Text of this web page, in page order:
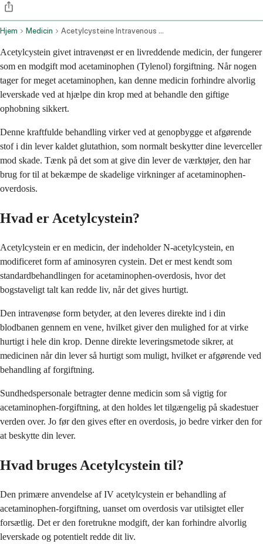
Hjem Medicin Acetylcysteine Intravenous Route
Acetylcystein givet intravenøst er en livreddende medicin, der fungerer
som en modgift mod acetaminophen (Tylenol) forgiftning. Når nogen
tager for meget acetaminophen, kan denne medicin forhindre alvorlig
leverskade ved at hjælpe din krop med at behandle den giftige
ophobning sikkert.
Denne kraftfulde behandling virker ved at genopbygge et afgørende
stof i din lever kaldet glutathion, som normalt beskytter dine leverceller
mod skade. Tænk på det som at give din lever de værktøjer, den har
brug for til at bekæmpe de skadelige virkninger af acetaminophen-
overdosis.
Hvad er Acetylcystein?
Acetylcystein er en medicin, der indeholder N-acetylcystein, en
modificeret form af aminosyren cystein. Det er mest kendt som
standardbehandlingen for acetaminophen-overdosis, hvor det
bogstaveligt talt kan redde liv, når det gives hurtigt.
Den intravenøse form betyder, at den leveres direkte ind i din
blodbanen gennem en vene, hvilket giver den mulighed for at virke
hurtigt i hele din krop. Denne direkte leveringsmetode sikrer, at
medicinen når din lever så hurtigt som muligt, hvilket er afgørende ved
behandling af forgiftning.
Sundhedspersonale betragter denne medicin som så vigtig for
acetaminophen-forgiftning, at den holdes let tilgængelig på skadestuer
verden over. Jo før den gives efter en overdosis, jo bedre virker den for
at beskytte din lever.
Hvad bruges Acetylcystein til?
Den primære anvendelse af IV acetylcystein er behandling af
acetaminophen-forgiftning, uanset om overdosis var utilsigtet eller
forsætlig. Det er den foretrukne modgift, der kan forhindre alvorlig
leverskade og potentielt redde dit liv.